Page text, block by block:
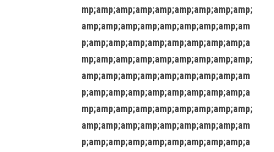
mp;amp;amp;amp;amp;amp;amp;amp;amp;
amp;amp;amp;amp;amp;amp;amp;amp;am
p;amp;amp;amp;amp;amp;amp;amp;amp;a
mp;amp;amp;amp;amp;amp;amp;amp;amp;
amp;amp;amp;amp;amp;amp;amp;amp;am
p;amp;amp;amp;amp;amp;amp;amp;amp;a
mp;amp;amp;amp;amp;amp;amp;amp;amp;
amp;amp;amp;amp;amp;amp;amp;amp;am
p;amp;amp;amp;amp;amp;amp;amp;amp;a